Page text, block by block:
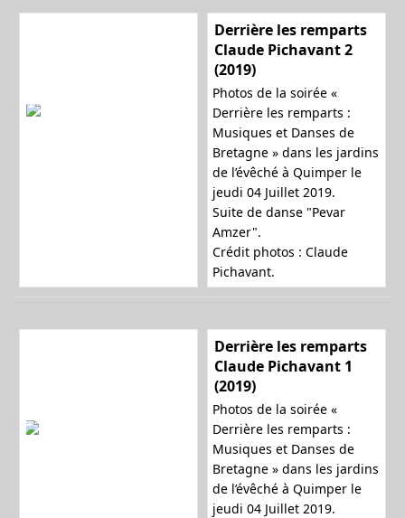
Derrière les remparts
Claude Pichavant 2
(2019)
Photos de la soirée «
Derrière les remparts :
Musiques et Danses de
Bretagne » dans les jardins
de l’évêché à Quimper le
jeudi 04 Juillet 2019.
Suite de danse "Pevar
Amzer".
Crédit photos : Claude
Pichavant.
Derrière les remparts
Claude Pichavant 1
(2019)
Photos de la soirée «
Derrière les remparts :
Musiques et Danses de
Bretagne » dans les jardins
de l’évêché à Quimper le
jeudi 04 Juillet 2019.